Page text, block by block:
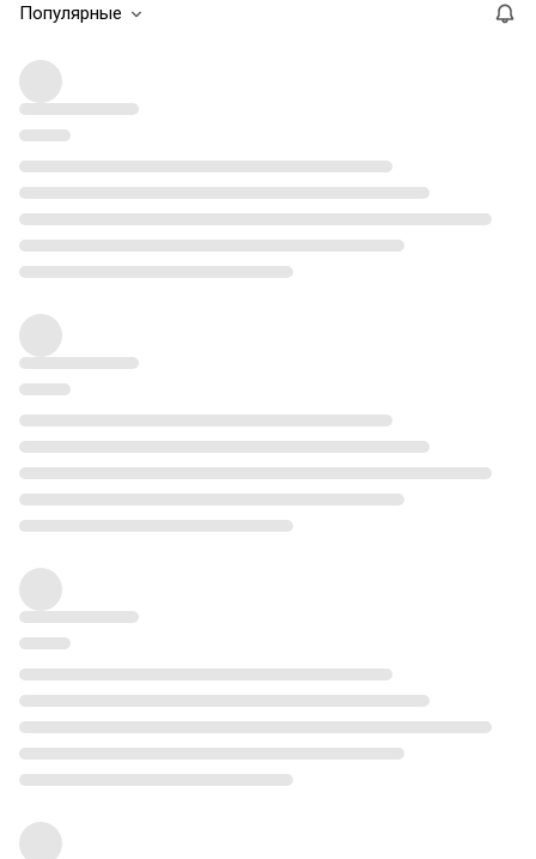
Популярные